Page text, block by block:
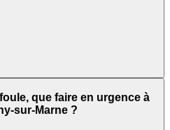
que faire en urgence à
sur-Marne ?